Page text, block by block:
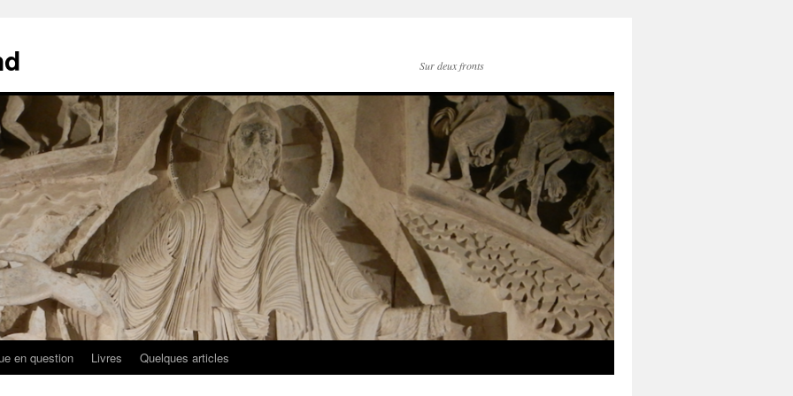
Sur deux fronts
en question Livres Quelques articles